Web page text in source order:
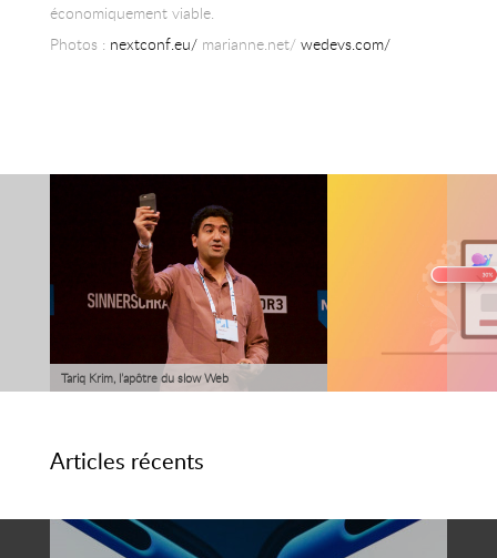
économiquement viable.
Photos : nextconf.eu/marianne.net/ wedevs.com/
Tariq Krim, l’apôtre du slow Web
Articles récents